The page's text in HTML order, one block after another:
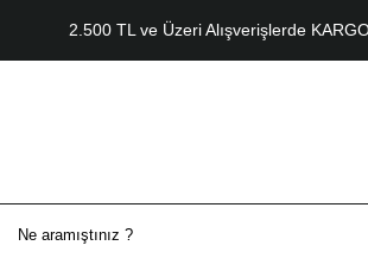
2.500 TL ve Üzeri Alışverişlerde